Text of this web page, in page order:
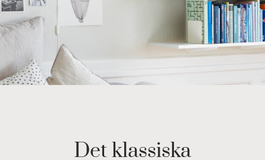
Det klassiska